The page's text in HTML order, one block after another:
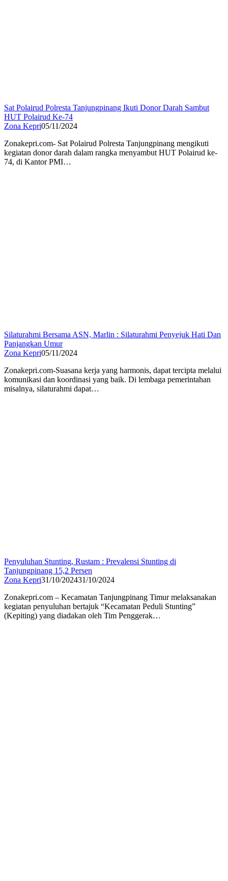
Sat Polairud Polresta Tanjungpinang Ikuti Donor Darah Sambut
HUT Polairud Ke-74
Zona Kepri05/11/2024
Zonakepri.com- Sat Polairud Polresta Tanjungpinang mengikuti
kegiatan donor darah dalam rangka menyambut HUT Polairud ke-
74, di Kantor PMI…
Silaturahmi Bersama ASN, Marlin : Silaturahmi Penyejuk Hati Dan
Panjangkan Umur
Zona Kepri05/11/2024
Zonakepri.com-Suasana kerja yang harmonis, dapat tercipta melalui
komunikasi dan koordinasi yang baik. Di lembaga pemerintahan
misalnya, silaturahmi dapat…
Penyuluhan Stunting, Rustam : Prevalensi Stunting di
Tanjungpinang 15,2 Persen
Zona Kepri31/10/202431/10/2024
Zonakepri.com – Kecamatan Tanjungpinang Timur melaksanakan
kegiatan penyuluhan bertajuk “Kecamatan Peduli Stunting”
(Kepiting) yang diadakan oleh Tim Penggerak…